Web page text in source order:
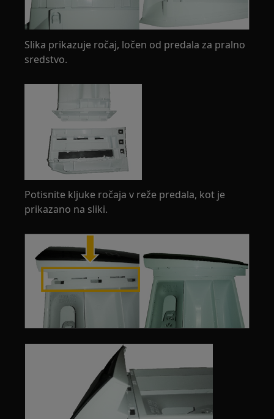
Slika prikazuje ročaj, ločen od predala za pralno
sredstvo.
Potisnite kljuke ročaja v reže predala, kot je
prikazano na sliki.